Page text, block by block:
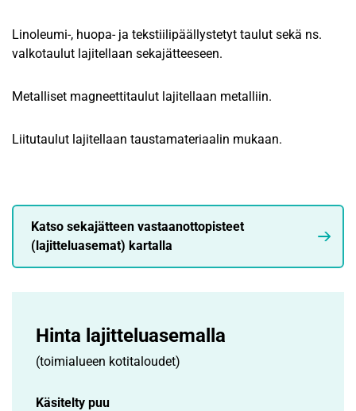
Linoleumi-, huopa- ja tekstiilipäällystetyt taulut sekä ns.
valkotaulut lajitellaan sekajätteeseen.
Metalliset magneettitaulut lajitellaan metalliin.
Liitutaulut lajitellaan taustamateriaalin mukaan.
Katso sekajätteen vastaanottopisteet
(lajitteluasemat) kartalla
Hinta lajittelu­asemalla
(toimialueen kotitaloudet)
Käsitelty puu